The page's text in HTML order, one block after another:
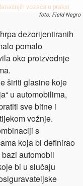
foto: Field Negro
dezorijentiranih
pomalo
oko proizvodnje
širiti glasine koje
u automobilima,
sve bitne i
vožnje.
s
koja bi definirao
automobil
bi u slučaju